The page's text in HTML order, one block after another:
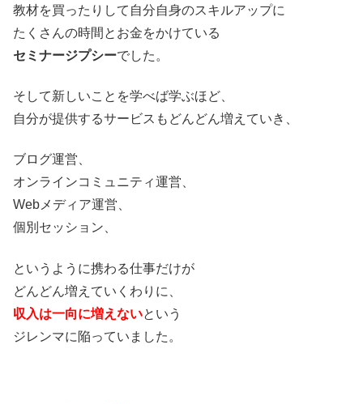
教材を買ったりして自分自身のスキルアップに
たくさんの時間とお金をかけている
セミナージプシーでした。
そして新しいことを学べば学ぶほど、
自分が提供するサービスもどんどん増えていき、
ブログ運営、
オンラインコミュニティ運営、
Webメディア運営、
個別セッション、
というように携わる仕事だけが
どんどん増えていくわりに、
収入は一向に増えないという
ジレンマに陥っていました。